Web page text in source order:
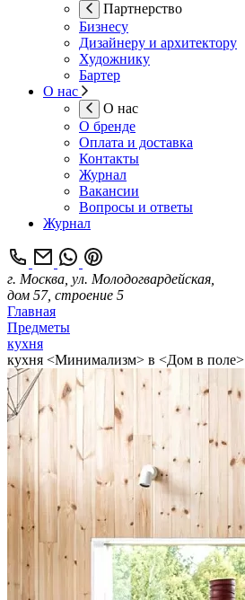
Партнерство
Бизнесу
Дизайнеру и архитектору
Художнику
Бартер
О нас
О нас
О бренде
Оплата и доставка
Контакты
Журнал
Вакансии
Вопросы и ответы
Журнал
г. Москва, ул. Молодогвардейская,
дом 57, строение 5
Главная
Предметы
кухня
кухня <Минимализм> в <Дом в поле>